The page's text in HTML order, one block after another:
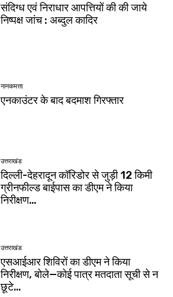
संदिग्ध एवं निराधार आपत्तियों की की जाये
निष्पक्ष जांच : अब्दुल कादिर
नानकमत्ता
एनकाउंटर के बाद बदमाश गिरफ्तार
उत्तराखंड
दिल्ली-देहरादून कॉरिडोर से जुड़ी 12 किमी
ग्रीनफील्ड बाईपास का डीएम ने किया
निरीक्षण…
उत्तराखंड
एसआईआर शिविरों का डीएम ने किया
निरीक्षण, बोले—कोई पात्र मतदाता सूची से न
छूटे…